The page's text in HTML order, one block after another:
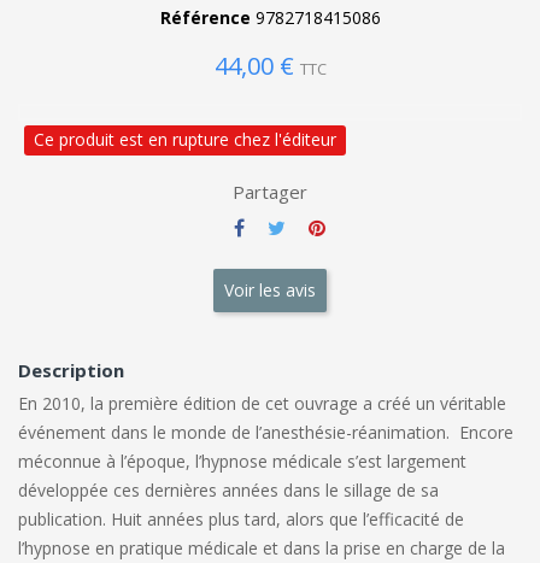
Référence 9782718415086
44,00 € TTC
Ce produit est en rupture chez l'éditeur
Partager
Voir les avis
Description
En 2010, la première édition de cet ouvrage a créé un véritable
événement dans le monde de l’anesthésie-réanimation. Encore
méconnue à l’époque, l’hypnose médicale s’est largement
développée ces dernières années dans le sillage de sa
publication. Huit années plus tard, alors que l’efficacité de
l’hypnose en pratique médicale et dans la prise en charge de la